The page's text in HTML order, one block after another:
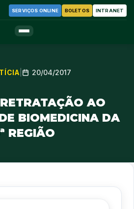
SERVIÇOS ONLINE BOLETOS INTRANET
20/04/2017
AO
BIOMEDICINA DA
REGIÃO